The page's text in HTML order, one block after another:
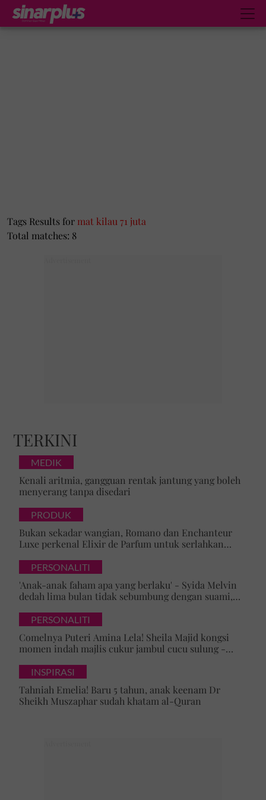
Tags Results for mat kilau 71 juta
Total matches: 8
TERKINI
MEDIK
Kenali aritmia, gangguan rentak jantung yang boleh
menyerang tanpa disedari
PRODUK
Bukan sekadar wangian, Romano dan Enchanteur
Luxe perkenal Elixir de Parfum untuk serlahkan
PERSONALITI
'Anak-anak faham apa yang berlaku' - Syida Melvin
dedah lima bulan tidak sebumbung dengan suami,
PERSONALITI
Comelnya Puteri Amina Lela! Sheila Majid kongsi
momen indah majlis cukur jambul cucu sulung -
INSPIRASI
Tahniah Emelia! Baru 5 tahun, anak keenam Dr
Sheikh Muszaphar sudah khatam al-Quran